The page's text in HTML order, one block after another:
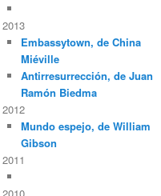
2013
Embassytown, de China
Miéville
Antirresurrección, de Juan
Ramón Biedma
2012
Mundo espejo, de William
Gibson
2011